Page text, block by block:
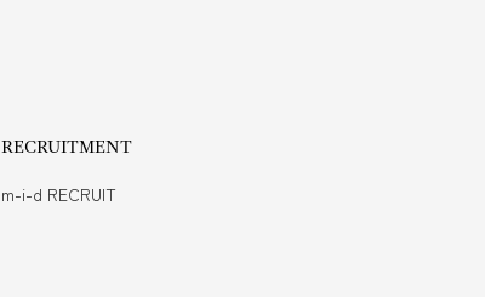
RECRUITMENT
m-i-d RECRUIT